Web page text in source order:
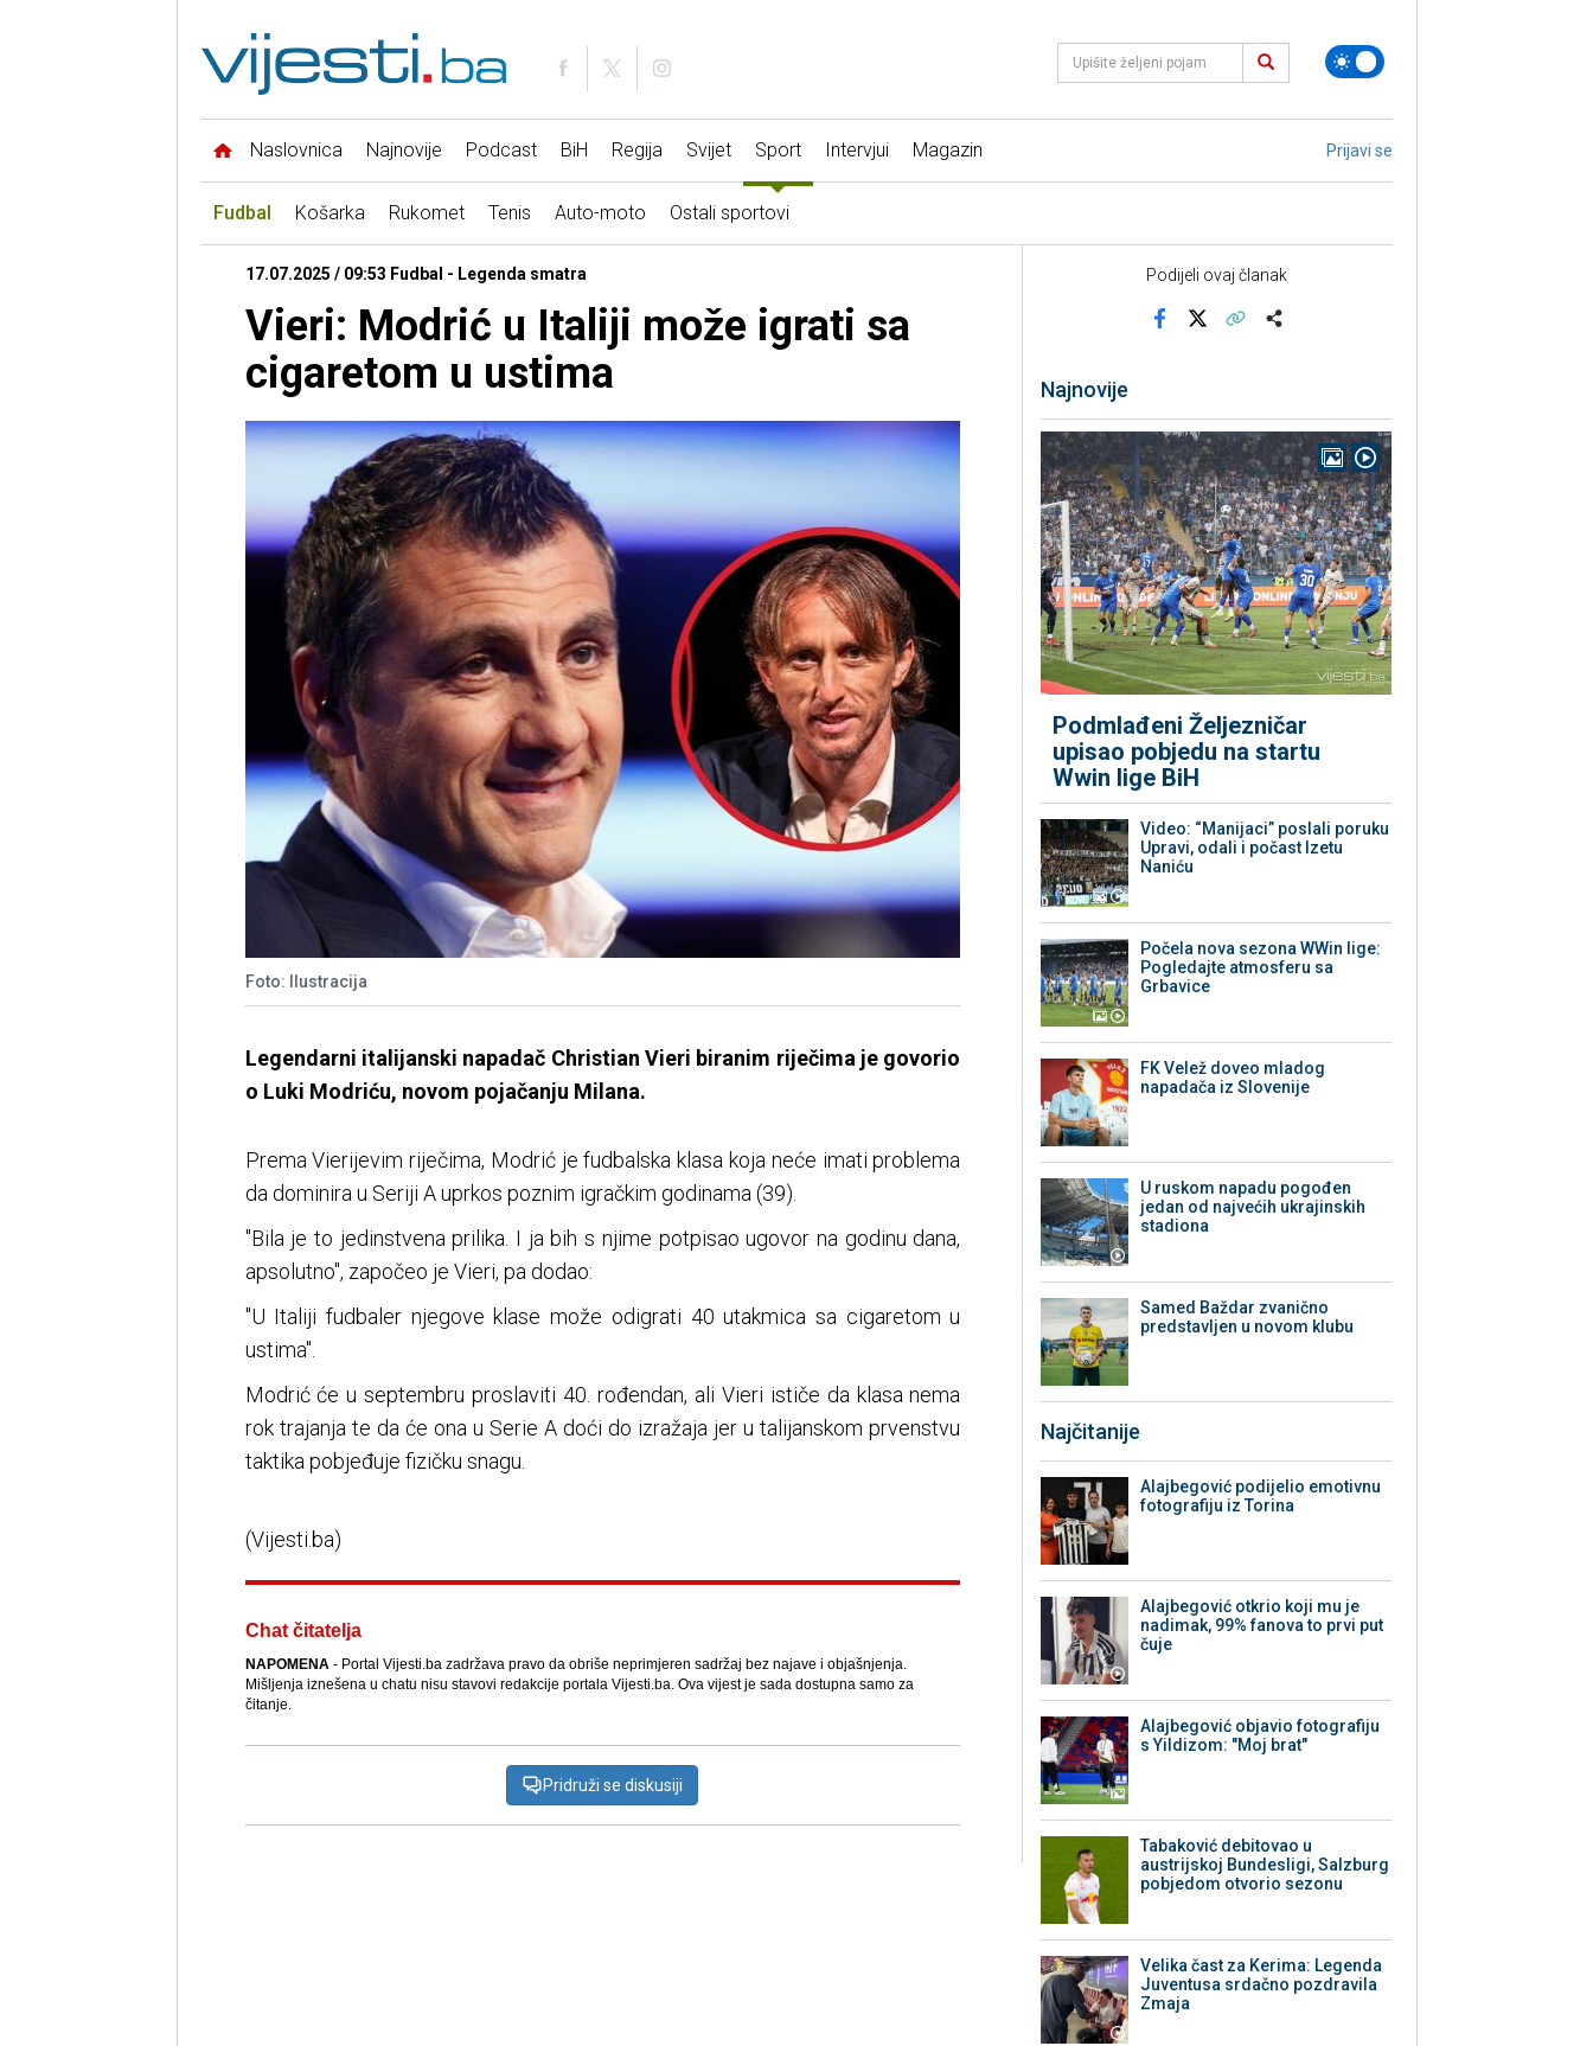
Naslovnica Najnovije Podcast BiH Regija Svijet Sport Intervjui Magazin Prijavi se
Fudbal Košarka Rukomet Tenis Auto-moto Ostali sportovi
17.07.2025 / 09:53 Fudbal - Legenda smatra
Vieri: Modrić u Italiji može igrati sa
cigaretom u ustima
Foto: Ilustracija
Legendarni italijanski napadač Christian Vieri biranim riječima je govorio
o Luki Modriću, novom pojačanju Milana.
Prema Vierijevim riječima, Modrić je fudbalska klasa koja neće imati problema
da dominira u Seriji A uprkos poznim igračkim godinama (39).
"Bila je to jedinstvena prilika. I ja bih s njime potpisao ugovor na godinu dana,
apsolutno", započeo je Vieri, pa dodao:
"U Italiji fudbaler njegove klase može odigrati 40 utakmica sa cigaretom u
ustima".
Modrić će u septembru proslaviti 40. rođendan, ali Vieri ističe da klasa nema
rok trajanja te da će ona u Serie A doći do izražaja jer u talijanskom prvenstvu
taktika pobjeđuje fizičku snagu.
(Vijesti.ba)
Chat čitatelja
NAPOMENA- Portal Vijesti.ba zadržava pravo da obriše neprimjeren sadržaj bez najave i objašnjenja.
Mišljenja iznešena u chatu nisu stavovi redakcije portala Vijesti.ba. Ova vijest je sada dostupna samo za
čitanje.
Pridruži se diskusiji
Podijeli ovaj članak
Najnovije
Podmlađeni Željezničar
upisao pobjedu na startu
Wwin lige BiH
Video: “Manijaci” poslali poruku
Upravi, odali i počast Izetu
Naniću
Počela nova sezona WWin lige:
Pogledajte atmosferu sa
Grbavice
FK Velež doveo mladog
napadača iz Slovenije
U ruskom napadu pogođen
jedan od najvećih ukrajinskih
stadiona
Samed Baždar zvanično
predstavljen u novom klubu
Najčitanije
Alajbegović podijelio emotivnu
fotografiju iz Torina
Alajbegović otkrio koji mu je
nadimak, 99% fanova to prvi put
čuje
Alajbegović objavio fotografiju
s Yildizom: "Moj brat"
Tabaković debitovao u
austrijskoj Bundesligi, Salzburg
pobjedom otvorio sezonu
Velika čast za Kerima: Legenda
Juventusa srdačno pozdravila
Zmaja